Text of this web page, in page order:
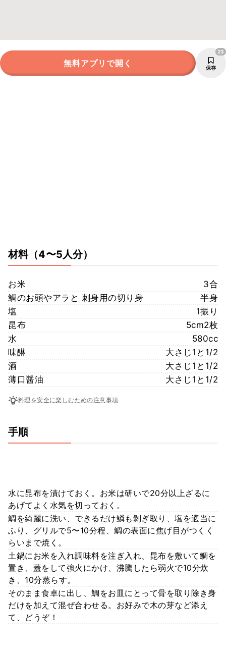
無料アプリで開く 保存
23
材料（4〜5人分）
お米
3合
鯛のお頭やアラと 刺身用の切り身
半身
塩
1振り
昆布
5cm2枚
水
580cc
味醂
大さじ1と1/2
酒
大さじ1と1/2
薄口醤油
大さじ1と1/2
料理を安全に楽しむための注意事項
手順
水に昆布を漬けておく。お米は研いで20分以上ざるに
あげてよく水気を切っておく。
鯛を綺麗に洗い、できるだけ鱗も剝ぎ取り、塩を適当に
ふり、グリルで5〜10分程、鯛の表面に焦げ目がつくく
らいまで焼く。
土鍋にお米を入れ調味料を注ぎ入れ、昆布を敷いて鯛を
置き、蓋をして強火にかけ、沸騰したら弱火で10分炊
き、10分蒸らす。
そのまま食卓に出し、鯛をお皿にとって骨を取り除き身
だけを加えて混ぜ合わせる。お好みで木の芽など添え
て、どうぞ！